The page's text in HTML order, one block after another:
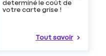
determiné le coût de
votre carte grise !
Tout savoir